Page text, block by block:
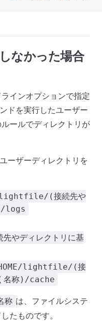
なかった場合
インオプションで指定
ドを実行したユーザー
ールでディレクトリが
ーザーディレクトリを
lightfile/(接続先や
)/logs
ディレクトリに基
lightfile/(接
名称)/cache
称 は、ファイルシステ
たものです。